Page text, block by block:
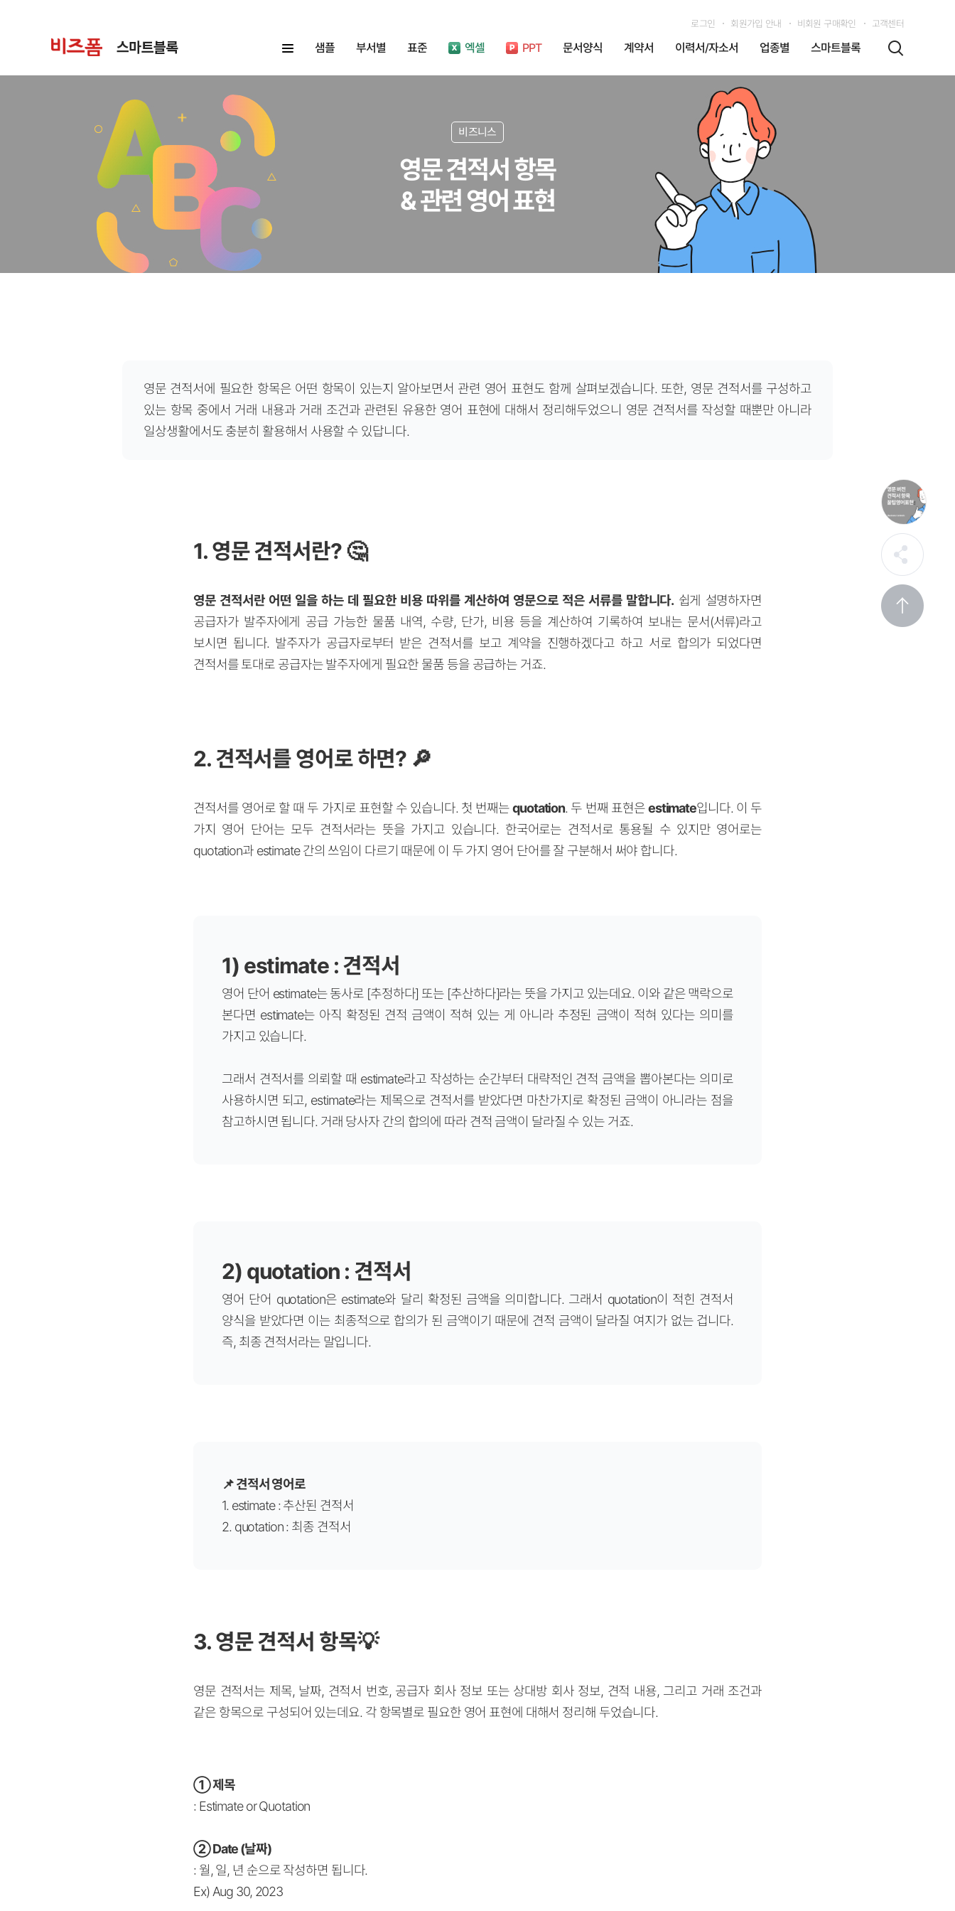
샘플 부서별 표준 엑셀 PPT 문서양식 계약서 이력서/자소서 업종별 스마트블록
로그인 회원가입 안내 비회원 구매확인 고객센터
비즈니스
영문 견적서 항목
& 관련 영어 표현
영문 견적서에 필요한 항목은 어떤 항목이 있는지 알아보면서 관련 영어 표현도 함께 살펴보겠습니다. 또한, 영문 견적서를 구성하고
있는 항목 중에서 거래 내용과 거래 조건과 관련된 유용한 영어 표현에 대해서 정리해두었으니 영문 견적서를 작성할 때뿐만 아니라
일상생활에서도 충분히 활용해서 사용할 수 있답니다.
1. 영문 견적서란? 🤔
영문 견적서란 어떤 일을 하는 데 필요한 비용 따위를 계산하여 영문으로 적은 서류를 말합니다. 쉽게 설명하자면
공급자가 발주자에게 공급 가능한 물품 내역, 수량, 단가, 비용 등을 계산하여 기록하여 보내는 문서(서류)라고
보시면 됩니다. 발주자가 공급자로부터 받은 견적서를 보고 계약을 진행하겠다고 하고 서로 합의가 되었다면
견적서를 토대로 공급자는 발주자에게 필요한 물품 등을 공급하는 거죠.
2. 견적서를 영어로 하면? 🔎
견적서를 영어로 할 때 두 가지로 표현할 수 있습니다. 첫 번째는quotation. 두 번째 표현은estimate입니다. 이 두
가지 영어 단어는 모두 견적서라는 뜻을 가지고 있습니다. 한국어로는 견적서로 통용될 수 있지만 영어로는
quotation과 estimate 간의 쓰임이 다르기 때문에 이 두 가지 영어 단어를 잘 구분해서 써야 합니다.
1) estimate : 견적서
영어 단어 estimate는 동사로 [추정하다] 또는 [추산하다]라는 뜻을 가지고 있는데요. 이와 같은 맥락으로
본다면 estimate는 아직 확정된 견적 금액이 적혀 있는 게 아니라 추정된 금액이 적혀 있다는 의미를
가지고 있습니다.
그래서 견적서를 의뢰할 때 estimate라고 작성하는 순간부터 대략적인 견적 금액을 뽑아본다는 의미로
사용하시면 되고, estimate라는 제목으로 견적서를 받았다면 마찬가지로 확정된 금액이 아니라는 점을
참고하시면 됩니다. 거래 당사자 간의 합의에 따라 견적 금액이 달라질 수 있는 거죠.
2) quotation : 견적서
영어 단어 quotation은 estimate와 달리 확정된 금액을 의미합니다. 그래서 quotation이 적힌 견적서
양식을 받았다면 이는 최종적으로 합의가 된 금액이기 때문에 견적 금액이 달라질 여지가 없는 겁니다.
즉, 최종 견적서라는 말입니다.
📌 견적서 영어로
1. estimate : 추산된 견적서
2. quotation : 최종 견적서
3. 영문 견적서 항목💡
영문 견적서는 제목, 날짜, 견적서 번호, 공급자 회사 정보 또는 상대방 회사 정보, 견적 내용, 그리고 거래 조건과
같은 항목으로 구성되어 있는데요. 각 항목별로 필요한 영어 표현에 대해서 정리해 두었습니다.
①제목
: Estimate or Quotation
②Date (날짜)
: 월, 일, 년 순으로 작성하면 됩니다.
Ex) Aug 30, 2023